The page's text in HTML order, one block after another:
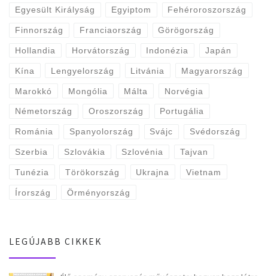
Egyesült Királyság Egyiptom Fehéroroszország
Finnország Franciaország Görögország
Hollandia Horvátország Indonézia Japán
Kína Lengyelország Litvánia Magyarország
Marokkó Mongólia Málta Norvégia
Németország Oroszország Portugália
Románia Spanyolország Svájc Svédország
Szerbia Szlovákia Szlovénia Tajvan
Tunézia Törökország Ukrajna Vietnam
Írország Örményország
LEGÚJABB CIKKEK